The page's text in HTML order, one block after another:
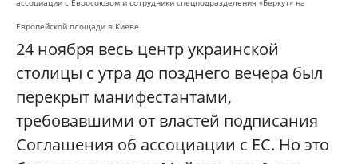
ассоциации с Евросоюзом и сотрудники спецподразделения «Беркут» на
Европейской площади в Киеве
24 ноября весь центр украинской
столицы с утра до позднего вечера был
перекрыт манифестантами,
требовавшими от властей подписания
Соглашения об ассоциации с ЕС. Но это